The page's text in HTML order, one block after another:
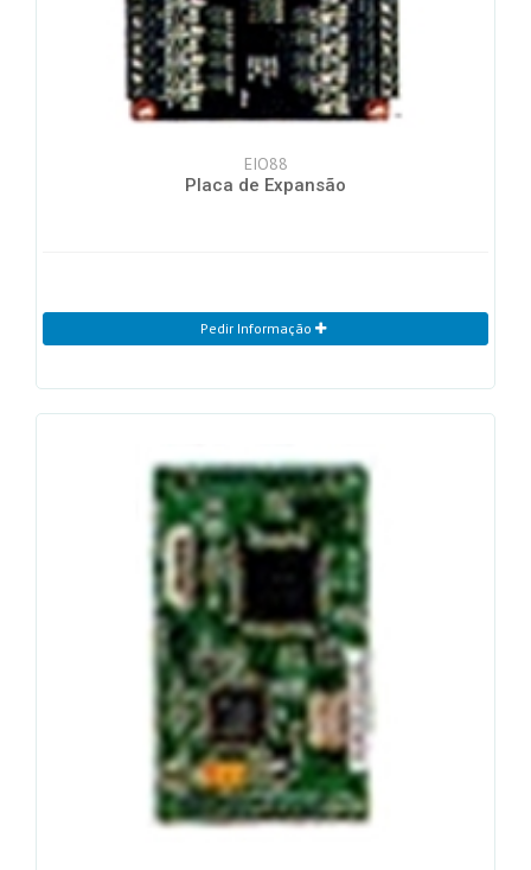
EIO88
Placa de Expansão
Pedir Informação